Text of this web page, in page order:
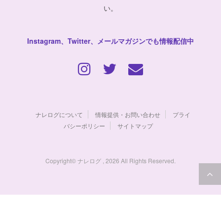
い。
Instagram、Twitter、メールマガジンでも情報配信中
ナレログについて 情報提供・お問い合わせ
プライ
バシーポリシー
サイトマップ
Copyright© ナレログ , 2026 All Rights Reserved.